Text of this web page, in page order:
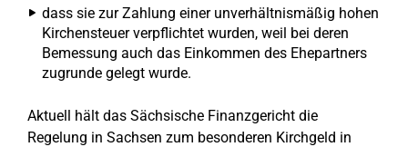
dass sie zur Zahlung einer unverhältnismäßig hohen
Kirchensteuer verpflichtet wurden, weil bei deren
Bemessung auch das Einkommen des Ehepartners
zugrunde gelegt wurde.
Aktuell hält das Sächsische Finanzgericht die
Regelung in Sachsen zum besonderen Kirchgeld in